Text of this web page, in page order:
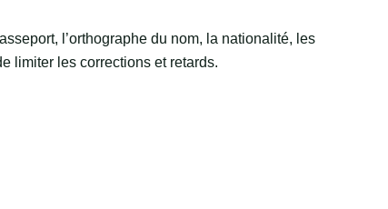
l’orthographe du nom, la nationalité, les
limiter les corrections et retards.